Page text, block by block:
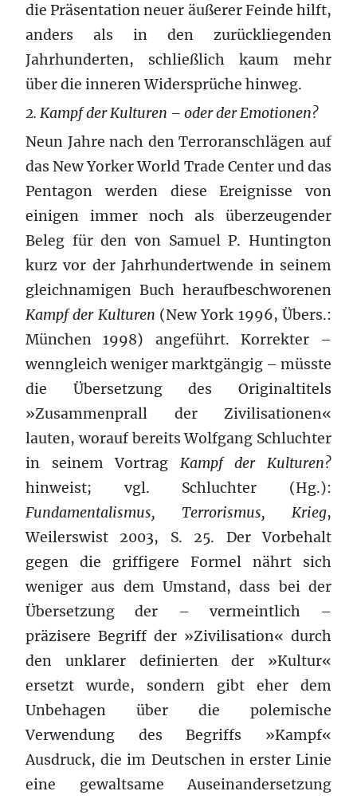
die Präsentation neuer äußerer Feinde hilft,
anders als in den zurückliegenden
Jahrhunderten, schließlich kaum mehr
über die inneren Widersprüche hinweg.
2. Kampf der Kulturen – oder der Emotionen?
Neun Jahre nach den Terroranschlägen auf
das New Yorker World Trade Center und das
Pentagon werden diese Ereignisse von
einigen immer noch als überzeugender
Beleg für den von Samuel P. Huntington
kurz vor der Jahrhundertwende in seinem
gleichnamigen Buch heraufbeschworenen
Kampf der Kulturen (New York 1996, Übers.:
München 1998) angeführt. Korrekter –
wenngleich weniger marktgängig – müsste
die Übersetzung des Originaltitels
»Zusammenprall der Zivilisationen«
lauten, worauf bereits Wolfgang Schluchter
in seinem Vortrag Kampf der Kulturen?
hinweist; vgl. Schluchter (Hg.):
Fundamentalismus, Terrorismus, Krieg,
Weilerswist 2003, S. 25. Der Vorbehalt
gegen die griffigere Formel nährt sich
weniger aus dem Umstand, dass bei der
Übersetzung der – vermeintlich –
präzisere Begriff der »Zivilisation« durch
den unklarer definierten der »Kultur«
ersetzt wurde, sondern gibt eher dem
Unbehagen über die polemische
Verwendung des Begriffs »Kampf«
Ausdruck, die im Deutschen in erster Linie
eine gewaltsame Auseinandersetzung